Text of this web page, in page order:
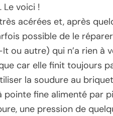
voici !
acérées et, après
possible de le
ou autre) qui n’a rien à
car elle finit toujours
la soudure au
fine alimenté par
une pression de